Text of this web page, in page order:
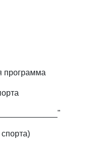
программа